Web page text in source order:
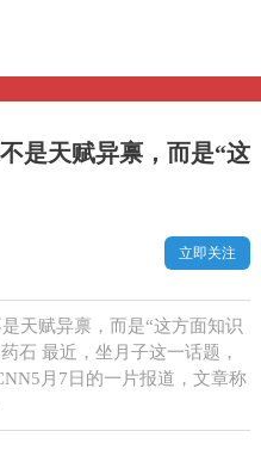
是天赋异禀，而是“这
立即关注
天赋异禀，而是“这方面知识
石 最近，坐月子这一话题，
月7日的一片报道，文章称